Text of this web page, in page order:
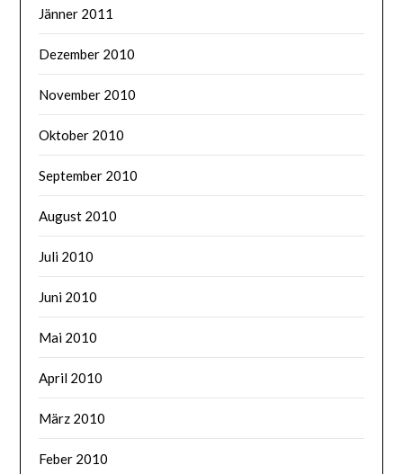
Jänner 2011
Dezember 2010
November 2010
Oktober 2010
September 2010
August 2010
Juli 2010
Juni 2010
Mai 2010
April 2010
März 2010
Feber 2010